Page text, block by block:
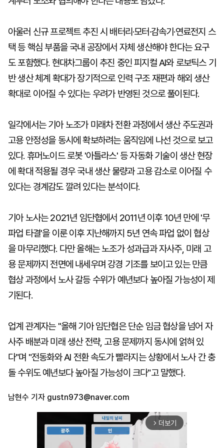
아울러 신규 프로젝트 추진 시 배터리·모터·감속기·연료전지 스
택 등 핵심 부품을 국내 공장에서 자체 생산해야 한다는 요구
도 포함했다. 현대차그룹이 추진 중인 피지컬 AI와 로보틱스 기
반 생산 체계 확대가 장기적으로 인력 구조 재편과 해외 생산
확대로 이어질 수 있다는 우려가 반영된 것으로 풀이된다.
일각에서는 기아 노조가 미래차 전환 과정에서 생산 주도권과
고용 안정성을 동시에 확보하려는 움직임에 나선 것으로 보고
있다. 휴머노이드 로봇 '아틀라스' 등 자동화 기술이 생산 현장
에 확대 적용될 경우 국내 생산 물량과 고용 감소로 이어질 수
있다는 경계감도 깔려 있다는 분석이다.
기아 노사는 2021년 임단협에서 2011년 이후 10년 만에 '무
파업 타결'을 이룬 이후 지난해까지 5년 연속 파업 없이 협상
을 마무리했다. 다만 올해는 노조가 성과급과 자사주, 미래 고
용 문제까지 전면에 내세우며 강경 기조를 보이고 있는 만큼
협상 과정에서 노사 갈등 수위가 예년보다 높아질 가능성이 제
기된다.
업계 관계자는 "올해 기아 임단협은 단순 임금 협상을 넘어 자
사주 배분과 미래 생산 전략, 고용 문제까지 동시에 얽혀 있
다"며 "전동화와 AI 전환 속도가 빨라지는 상황에서 노사 간 충
돌 수위도 예년보다 높아질 가능성이 크다"고 말했다.
남현수 기자 gustn973@naver.com
arrow_forward_ios 더보기